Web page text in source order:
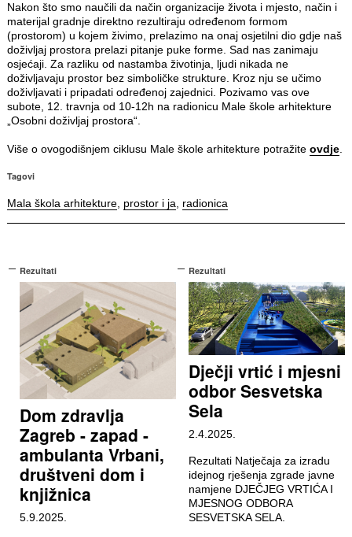
Nakon što smo naučili da način organizacije života i mjesto, način i
materijal gradnje direktno rezultiraju određenom formom
(prostorom) u kojem živimo, prelazimo na onaj osjetilni dio gdje naš
doživljaj prostora prelazi pitanje puke forme. Sad nas zanimaju
osjećaji. Za razliku od nastamba životinja, ljudi nikada ne
doživljavaju prostor bez simboličke strukture. Kroz nju se učimo
doživljavati i pripadati određenoj zajednici. Pozivamo vas ove
subote, 12. travnja od 10-12h na radionicu Male škole arhitekture
„Osobni doživljaj prostora“.
Više o ovogodišnjem ciklusu Male škole arhitekture potražite ovdje.
Tagovi
Mala škola arhitekture, prostor i ja radionica
Rezultati
Dom zdravlja
Zagreb - zapad -
ambulanta Vrbani,
društveni dom i
knjižnica
5.9.2025.
Rezultati
Dječji vrtić i mjesni
odbor Sesvetska
Sela
2.4.2025.
Rezultati Natječaja za izradu
idejnog rješenja zgrade javne
namjene DJEČJEG VRTIĆA I
MJESNOG ODBORA
SESVETSKA SELA.